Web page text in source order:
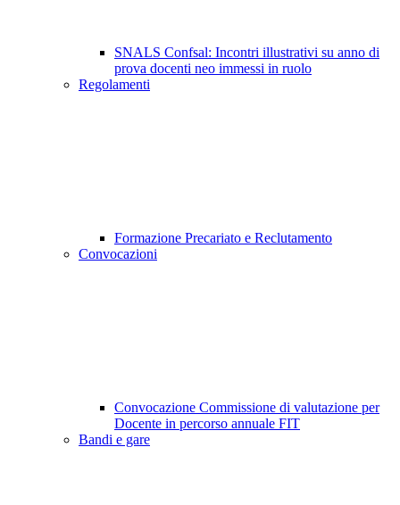
SNALS Confsal: Incontri illustrativi su anno di
prova docenti neo immessi in ruolo
Regolamenti
Formazione Precariato e Reclutamento
Convocazioni
Convocazione Commissione di valutazione per
Docente in percorso annuale FIT
Bandi e gare